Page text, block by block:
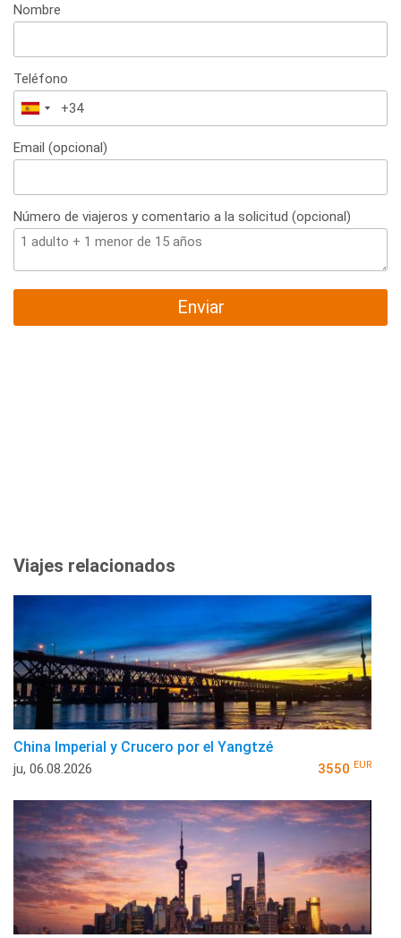
Nombre
Teléfono
España
+34
Email (opcional)
Número de viajeros y comentario a la solicitud (opcional)
Enviar
Viajes relacionados
China Imperial y Crucero por el Yangtzé
ju, 06.08.2026 3550 EUR